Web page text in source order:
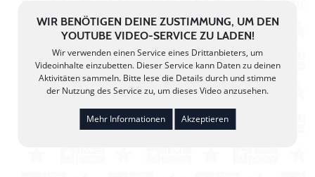
WIR BENÖTIGEN DEINE ZUSTIMMUNG, UM DEN
YOUTUBE VIDEO-SERVICE ZU LADEN!
Wir verwenden einen Service eines Drittanbieters, um
Videoinhalte einzubetten. Dieser Service kann Daten zu deinen
Aktivitäten sammeln. Bitte lese die Details durch und stimme
der Nutzung des Service zu, um dieses Video anzusehen.
Mehr Informationen Akzeptieren